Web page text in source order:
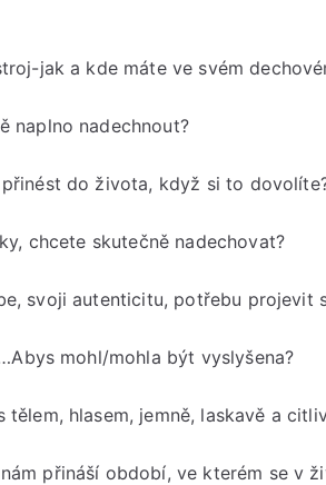
jak a kde máte ve svém
naplno nadechnout?
do života, když si to
chcete skutečně nadechovat?
svoji autenticitu, potřebu projevit
mohl/mohla být vyslyšena?
tělem, hlasem, jemně, laskavě a
přináší období, ve kterém se v